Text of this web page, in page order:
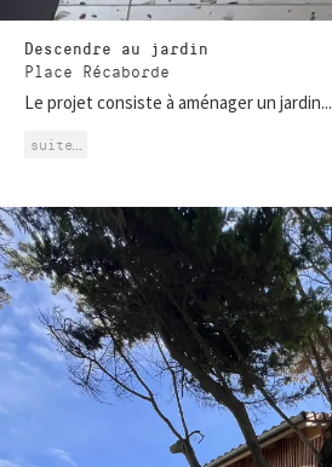
Descendre au jardin
Place Récaborde
Le projet consiste à aménager un jardin...
suite…